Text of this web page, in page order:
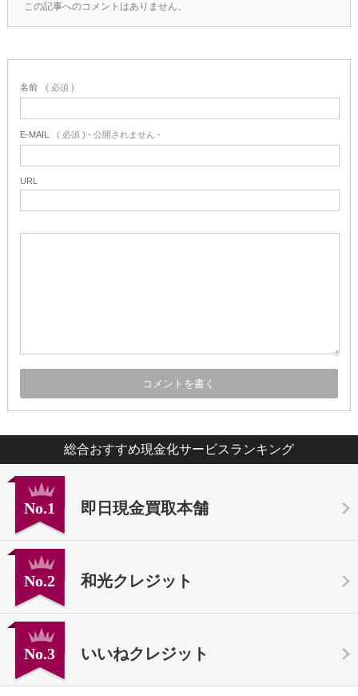
この記事へのコメントはありません。
名前 ( 必須 )
E-MAIL ( 必須 ) - 公開されません -
URL
総合おすすめ現金化サービスランキング
No.1 即日現金買取本舗
No.2 和光クレジット
No.3 いいねクレジット